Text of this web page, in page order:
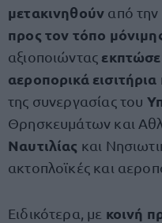
μετακινηθούν από την
προς τον τόπο
αξιοποιώντας
αεροπορικά εισιτήρια
της συνεργασίας του
Θρησκευμάτων και
Ναυτιλίας και
ακτοπλοϊκές και
Ειδικότερα, με κοινή